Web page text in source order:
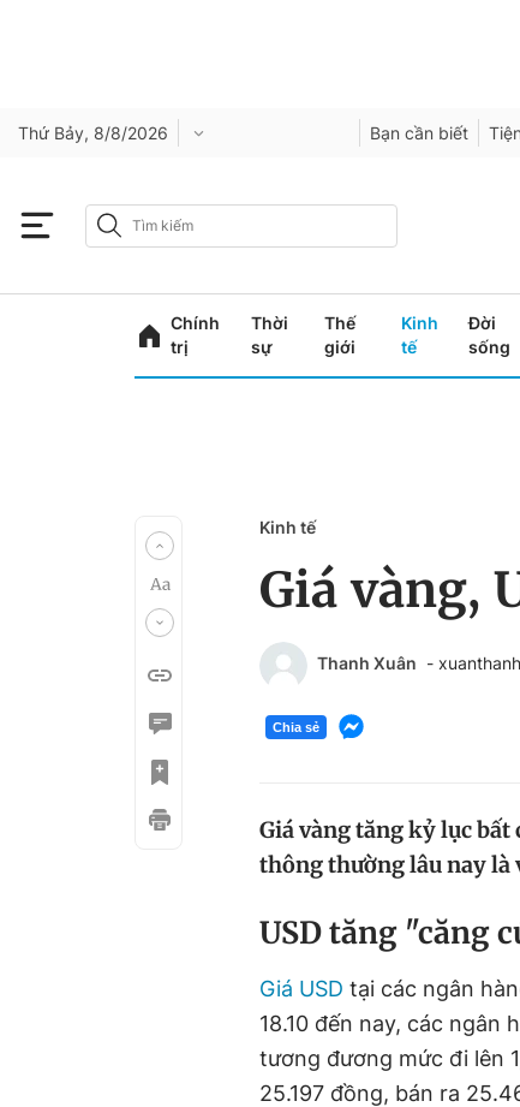
Thứ Bảy, 8/8/2026 Bạn cần biết
Chính
trị
Thời
sự
Thế
giới
Kinh
tế
Đời
sống
Kinh tế
Giá vàng,
Thanh Xuân -
Chia sẻ
Giá vàng tăng kỷ lục bất
thông thường lâu nay là
USD tăng "căng
Giá USD tại các ngân
18.10 đến nay, các
tương đương mức đi lên
25.197 đồng, bán ra